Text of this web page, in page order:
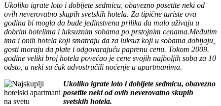
Ukoliko igrate loto i dobijete sedmicu, obavezno posetite neki od
ovih neverovatno skupih svetskih hotela. Za tipične turiste ova
godina bi mogla da bude jedinstvena prilika da malo uživaju u
dobrim hotelima i luksuznim sobama po prstojnim cenama.Međutim
ima i onih hotela koji smatraju da za luksuz koji u sobama dobijaju,
gosti moraju da plate i odgovarajuću paprenu cenu. Tokom 2009.
godine veliki broj hotela povećao je cene svojih najboljih soba za 10
odsto, a neki su čak udvostručili noćenje u apartmanima.
Ukoliko igrate loto i dobijete sedmicu, obavezno
posetite neki od ovih neverovatno skupih
svetskih hotela.